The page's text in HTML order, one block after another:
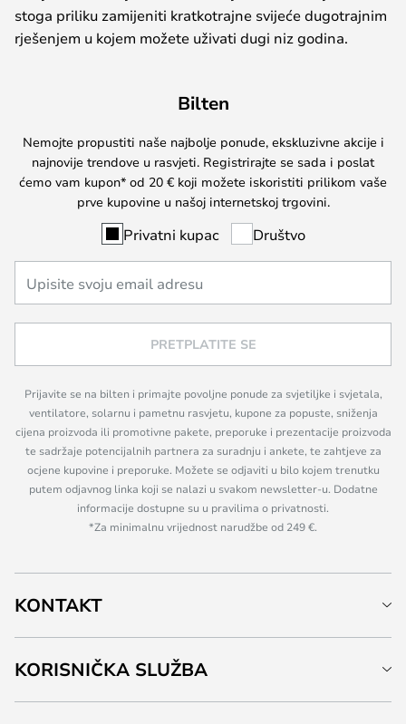
stoga priliku zamijeniti kratkotrajne svijeće dugotrajnim
rješenjem u kojem možete uživati dugi niz godina.
Bilten
Nemojte propustiti naše najbolje ponude, ekskluzivne akcije i
najnovije trendove u rasvjeti. Registrirajte se sada i poslat
ćemo vam kupon* od 20 € koji možete iskoristiti prilikom vaše
prve kupovine u našoj internetskoj trgovini.
Privatni kupac Društvo
PRETPLATITE SE
Prijavite se na bilten i primajte povoljne ponude za svjetiljke i svjetala,
ventilatore, solarnu i pametnu rasvjetu, kupone za popuste, sniženja
cijena proizvoda ili promotivne pakete, preporuke i prezentacije proizvoda
te sadržaje potencijalnih partnera za suradnju i ankete, te zahtjeve za
ocjene kupovine i preporuke. Možete se odjaviti u bilo kojem trenutku
putem odjavnog linka koji se nalazi u svakom newsletter-u. Dodatne
informacije dostupne su u pravilima o privatnosti.
*Za minimalnu vrijednost narudžbe od 249 €.
KONTAKT
KORISNIČKA SLUŽBA